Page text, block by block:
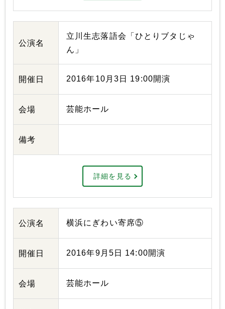
公演名
立川生志落語会「ひとりブタじゃ
ん」
開催日 2016年10月3日 19:00開演
会場 芸能ホール
備考
詳細を見る
公演名 横浜にぎわい寄席⑤
開催日 2016年9月5日 14:00開演
会場 芸能ホール